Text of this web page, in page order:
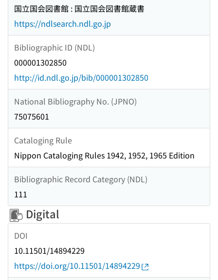
国立国会図書館 : 国立国会図書館蔵書
https://ndlsearch.ndl.go.jp
Bibliographic ID (NDL)
000001302850
http://id.ndl.go.jp/bib/000001302850
National Bibliography No. (JPNO)
75075601
Cataloging Rule
Nippon Cataloging Rules 1942, 1952, 1965 Edition
Bibliographic Record Category (NDL)
111
Digital
DOI
10.11501/14894229
https://doi.org/10.11501/14894229